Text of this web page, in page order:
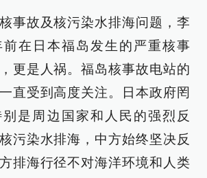
事故及核污染水排海问题，李
在日本福岛发生的严重核事
更是人祸。福岛核事故电站的
直受到高度关注。日本政府罔
是周边国家和人民的强烈反
污染水排海，中方始终坚决反
排海行径不对海洋环境和人类